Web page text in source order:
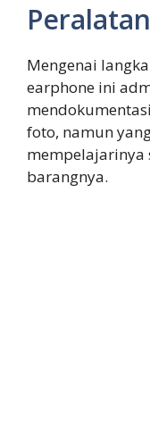
Mengenai
earphone ini
foto, namun
mempelajarinya
barangnya.